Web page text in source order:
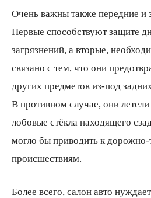
Очень важны также передние и
Первые способствуют защите
загрязнений, а вторые,
связано с тем, что они
других предметов из-под
В противном случае, они
лобовые стёкла находящего
могло бы приводить к
происшествиям.
Более всего, салон авто